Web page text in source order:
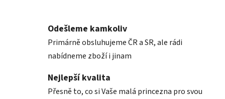
Odešleme kamkoliv
Primárně obsluhujeme ČR a SR, ale rádi
nabídneme zboží i jinam
Nejlepší kvalita
Přesně to, co si Vaše malá princezna pro svou